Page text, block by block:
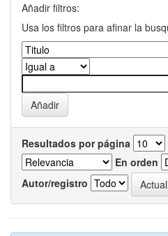
Añadir filtros:
Usa los filtros para afinar la
Resultados por página
En orden
Autor/registro